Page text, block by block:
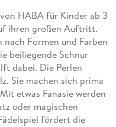
HABA für Kinder ab 3
ihren großen Auftritt.
Formen und Farben
beiliegende Schnur
dabei. Die Perlen
Sie machen sich prima
etwas Fanasie werden
oder magischen
fördert die